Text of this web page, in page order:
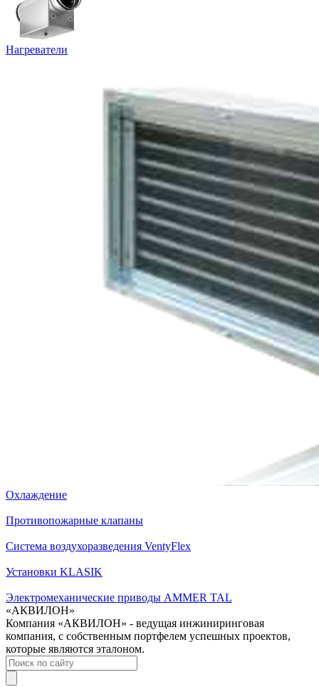
Нагреватели
Охлаждение
Противопожарные клапаны
Система воздухоразведения VentyFlex
Установки KLASIK
Электромеханические приводы AMMER TAL
«АКВИЛОН»
Компания «АКВИЛОН» - ведущая инжиниринговая
компания, с собственным портфелем успешных проектов,
которые являются эталоном.